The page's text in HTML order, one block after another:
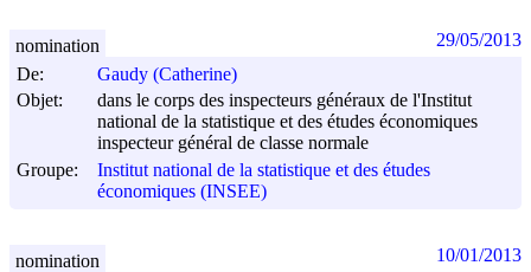
De:
Gaudy (Catherine)
Objet:
dans le corps des inspecteurs généraux de l'Institut
national de la statistique et des études économiques
inspecteur général de classe normale
Groupe:
Institut national de la statistique et des études
économiques (INSEE)
nomination 29/05/2013
nomination 10/01/2013